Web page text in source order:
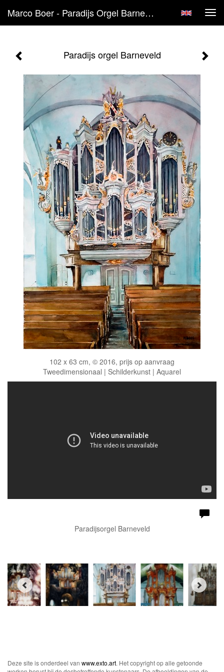
Marco Boer - Paradijs Orgel Barneveld
Paradijs orgel Barneveld
102 x 63 cm, © 2016, prijs op aanvraag
Tweedimensionaal | Schilderkunst | Aquarel
Paradijsorgel Barneveld
Deze site is onderdeel van www.exto.art. Het copyright op alle getoonde